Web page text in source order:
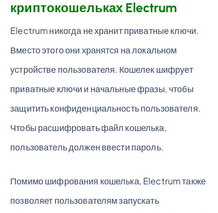
криптокошельках Electrum
Electrum никогда не хранит приватные ключи.
Вместо этого они хранятся на локальном
устройстве пользователя. Кошелек шифрует
приватные ключи и начальные фразы, чтобы
защитить конфиденциальность пользователя.
Чтобы расшифровать файл кошелька,
пользователь должен ввести пароль.
Помимо шифрования кошелька, Electrum также
позволяет пользователям запускать